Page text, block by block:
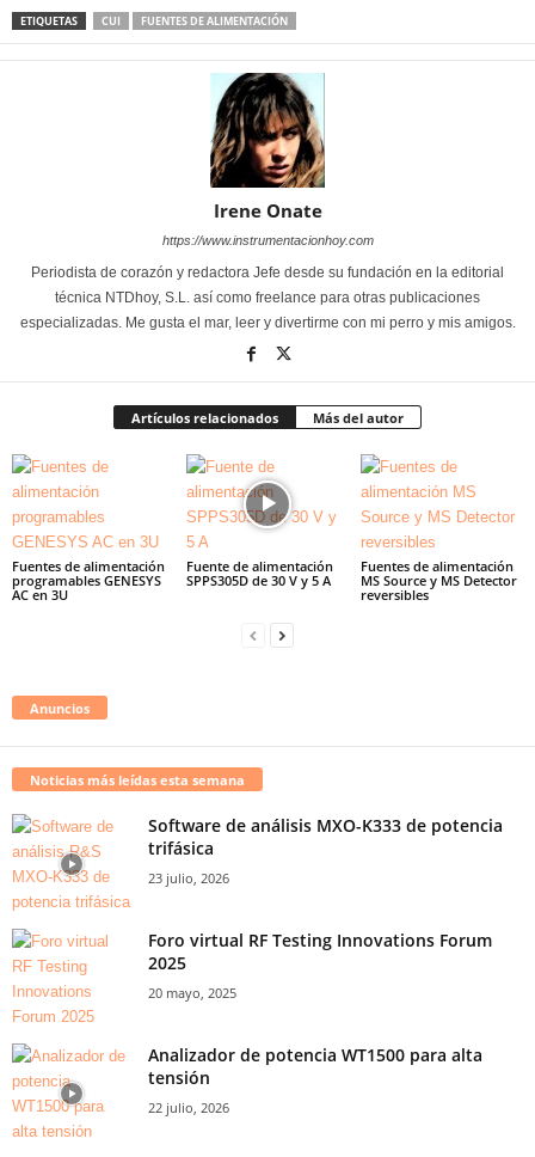
ETIQUETAS CUI FUENTES DE ALIMENTACIÓN
Irene Onate
https://www.instrumentacionhoy.com
Periodista de corazón y redactora Jefe desde su fundación en la editorial
técnica NTDhoy, S.L. así como freelance para otras publicaciones
especializadas. Me gusta el mar, leer y divertirme con mi perro y mis amigos.
Artículos relacionados Más del autor
Fuentes de alimentación
programables GENESYS
AC en 3U
Fuente de alimentación
SPPS305D de 30 V y 5 A
Fuentes de alimentación
MS Source y MS Detector
reversibles
Anuncios
Noticias más leídas esta semana
Software de análisis MXO-K333 de potencia
trifásica
23 julio, 2026
Foro virtual RF Testing Innovations Forum
2025
20 mayo, 2025
Analizador de potencia WT1500 para alta
tensión
22 julio, 2026